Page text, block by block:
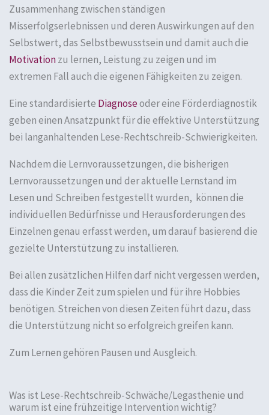
Zusammenhang zwischen ständigen
Misserfolgserlebnissen und deren Auswirkungen auf den
Selbstwert, das Selbstbewusstsein und damit auch die
Motivationzu lernen, Leistung zu zeigen und im
extremen Fall auch die eigenen Fähigkeiten zu zeigen.
Eine standardisierte Diagnoseoder eine Förderdiagnostik
geben einen Ansatzpunkt für die effektive Unterstützung
bei langanhaltenden Lese-Rechtschreib-Schwierigkeiten.
Nachdem die Lernvoraussetzungen, die bisherigen
Lernvoraussetzungen und der aktuelle Lernstand im
Lesen und Schreiben festgestellt wurden, können die
individuellen Bedürfnisse und Herausforderungen des
Einzelnen genau erfasst werden, um darauf basierend die
gezielte Unterstützung zu installieren.
Bei allen zusätzlichen Hilfen darf nicht vergessen werden,
dass die Kinder Zeit zum spielen und für ihre Hobbies
benötigen. Streichen von diesen Zeiten führt dazu, dass
die Unterstützung nicht so erfolgreich greifen kann.
Zum Lernen gehören Pausen und Ausgleich.
Was ist Lese-Rechtschreib-Schwäche/Legasthenie und
warum ist eine frühzeitige Intervention wichtig?